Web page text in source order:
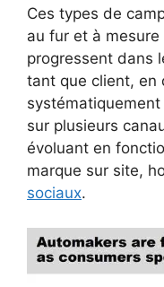
Ces types de
au fur et à
progressent dans
tant que client, en
sur plusieurs
évoluant en
marque sur site,
sociaux.